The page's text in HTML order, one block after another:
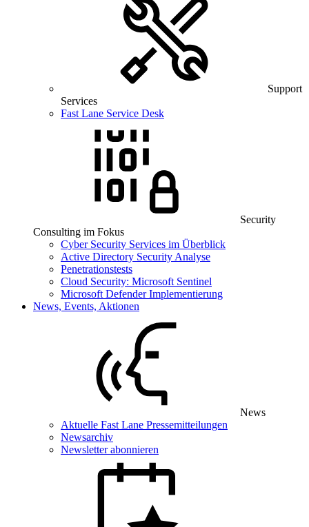
Support
Services
Fast Lane Service Desk
Security
Consulting im Fokus
Cyber Security Services im Überblick
Active Directory Security Analyse
Penetrationstests
Cloud Security: Microsoft Sentinel
Microsoft Defender Implementierung
News, Events, Aktionen
News
Aktuelle Fast Lane Pressemitteilungen
Newsarchiv
Newsletter abonnieren